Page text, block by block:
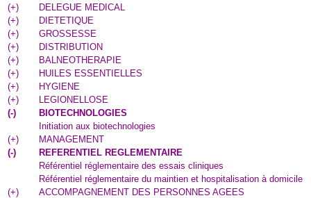
(+)
DELEGUE MEDICAL
(+)
DIETETIQUE
(+)
GROSSESSE
(+)
DISTRIBUTION
(+)
BALNEOTHERAPIE
(+)
HUILES ESSENTIELLES
(+)
HYGIENE
(+)
LEGIONELLOSE
(-)
BIOTECHNOLOGIES
Initiation aux biotechnologies
(+)
MANAGEMENT
(-)
REFERENTIEL REGLEMENTAIRE
Référentiel réglementaire des essais cliniques
Référentiel réglementaire du maintien et hospitalisation à domicile
(+)
ACCOMPAGNEMENT DES PERSONNES AGEES